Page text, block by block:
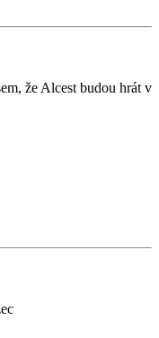
že Alcest budou hrát v